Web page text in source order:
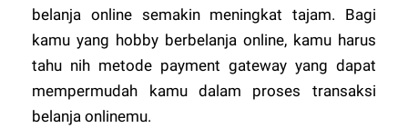
belanja online semakin meningkat tajam. Bagi
kamu yang hobby berbelanja online, kamu harus
tahu nih metode payment gateway yang dapat
mempermudah kamu dalam proses transaksi
belanja onlinemu.